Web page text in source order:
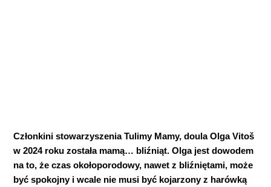
Członkini stowarzyszenia Tulimy Mamy, doula Olga Vitoš
w 2024 roku została mamą… bliźniąt. Olga jest dowodem
na to, że czas okołoporodowy, nawet z bliźniętami, może
być spokojny i wcale nie musi być kojarzony z harówką